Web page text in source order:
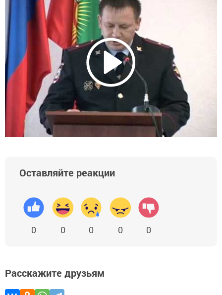
Оставляйте реакции
0 0 0 0 0
Расскажите друзьям